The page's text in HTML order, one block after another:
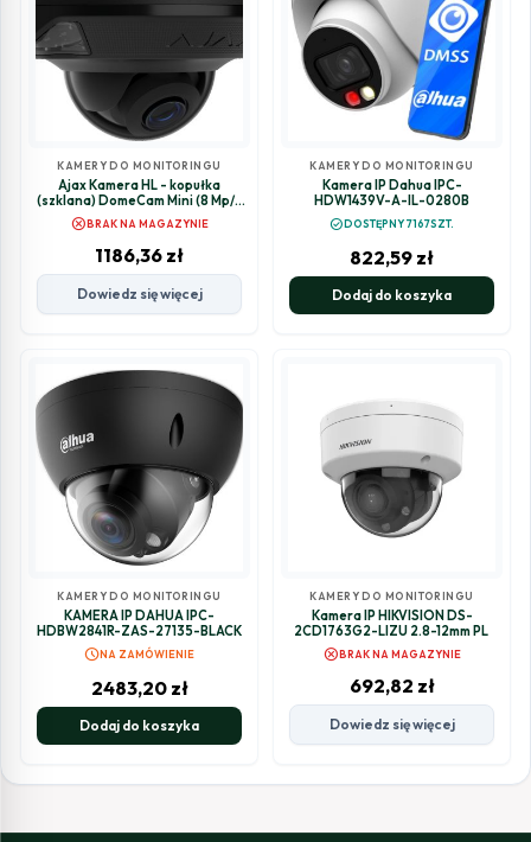
KAMERY DO MONITORINGU
Ajax Kamera HL - kopułka
(szklana) DomeCam Mini (8 Mp/4
mm) (8EU) - czarny
cancelBRAK NA MAGAZYNIE
1186,36 zł
Dowiedz się więcej
KAMERY DO MONITORINGU
Kamera IP Dahua IPC-
HDW1439V-A-IL-0280B
check_circleDOSTĘPNY 7167SZT.
822,59 zł
Dodaj do koszyka
KAMERY DO MONITORINGU
KAMERA IP DAHUA IPC-
HDBW2841R-ZAS-27135-BLACK
scheduleNA ZAMÓWIENIE
2483,20 zł
Dodaj do koszyka
KAMERY DO MONITORINGU
Kamera IP HIKVISION DS-
2CD1763G2-LIZU 2.8-12mm PL
cancelBRAK NA MAGAZYNIE
692,82 zł
Dowiedz się więcej